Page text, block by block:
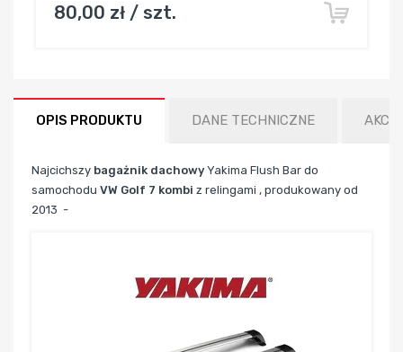
80,00 zł / szt.
OPIS PRODUKTU DANE TECHNICZNE
Najcichszy bagażnik dachowy Yakima Flush Bar do
samochodu VW Golf 7 kombi z relingami , produkowany od
2013 -